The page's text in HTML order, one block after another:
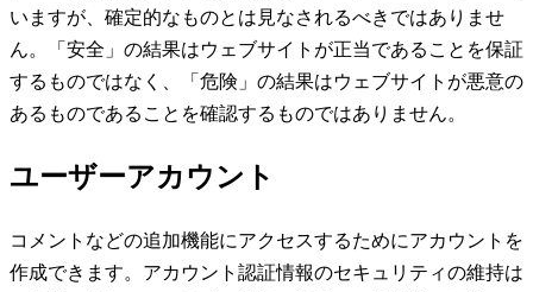
いますが、確定的なものとは見なされるべきではありませ
ん。「安全」の結果はウェブサイトが正当であることを保証
するものではなく、「危険」の結果はウェブサイトが悪意の
あるものであることを確認するものではありません。
ユーザーアカウント
コメントなどの追加機能にアクセスするためにアカウントを
作成できます。アカウント認証情報のセキュリティの維持は